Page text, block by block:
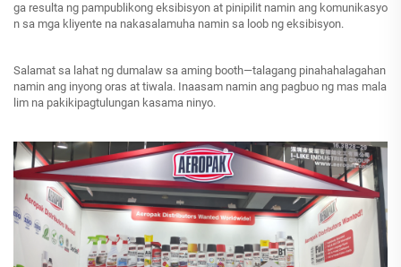
ga resulta ng pampublikong eksibisyon at pinipilit namin ang komunikasyo
n sa mga kliyente na nakasalamuha namin sa loob ng eksibisyon.
Salamat sa lahat ng dumalaw sa aming booth—talagang pinahahalagahan
namin ang inyong oras at tiwala. Inaasam namin ang pagbuo ng mas mala
lim na pakikipagtulungan kasama ninyo.